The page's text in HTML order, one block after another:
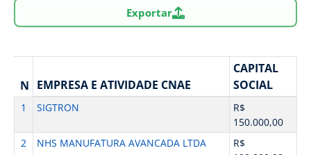
Exportar
N EMPRESA E ATIVIDADE CNAE
CAPITAL
SOCIAL
1 SIGTRON
R$
150.000,00
2
NHS MANUFATURA AVANCADA LTDA
R$